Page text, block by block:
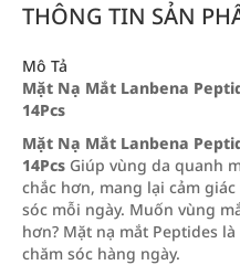
THÔNG TIN SẢN
Mô Tả
Mặt Nạ Mắt Lanbena
14Pcs
Mặt Nạ Mắt Lanbena
14Pcs Giúp vùng da quanh
chắc hơn, mang lại cảm
sóc mỗi ngày. Muốn vùng
hơn? Mặt nạ mắt Peptides
chăm sóc hàng ngày.